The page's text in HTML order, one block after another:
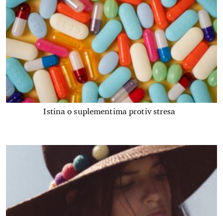
Istina o suplementima protiv stresa